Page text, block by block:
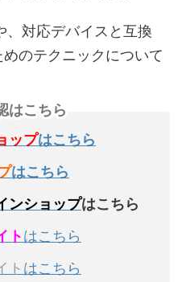
、対応デバイスと互換
のテクニックについて
はこちら
ップはこちら
はこちら
ンショップはこちら
ト はこちら
ト はこちら